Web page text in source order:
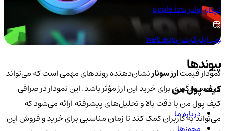
نمودار قیمتارز سونارنشان‌دهنده روندهای مهمی است که می‌تواند
در تصمیم‌گیری برای خرید این ارز مؤثر باشد. این نمودار در صرافی
کیف پول من با دقت بالا و تحلیل‌های پیشرفته ارائه می‌شود که
می‌تواند به کاربران کمک کند تا زمان مناسبی برای خرید و فروش این
اپ آی‌او‌اسapple ios
وب اپلیکیشنweb app
پیوندها
کیف پول من
درباره ما